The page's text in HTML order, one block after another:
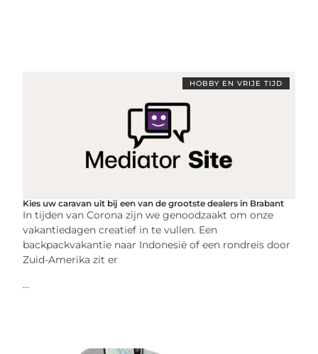
HOBBY EN VRIJE TIJD
Kies uw caravan uit bij een van de grootste dealers in Brabant
In tijden van Corona zijn we genoodzaakt om onze
vakantiedagen creatief in te vullen. Een
backpackvakantie naar Indonesië of een rondreis door
Zuid-Amerika zit er
...